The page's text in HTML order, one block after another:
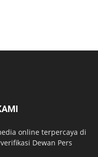
online terpercaya di
Dewan Pers